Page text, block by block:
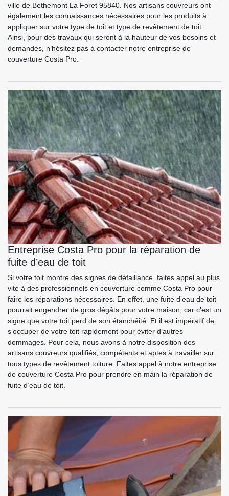
ville de Bethemont La Foret 95840. Nos artisans couvreurs ont
également les connaissances nécessaires pour les produits à
appliquer sur votre type de toit et type de revêtement de toit.
Ainsi, pour des travaux qui seront à la hauteur de vos besoins et
demandes, n’hésitez pas à contacter notre entreprise de
couverture Costa Pro.
Entreprise Costa Pro pour la réparation de
fuite d’eau de toit
Si votre toit montre des signes de défaillance, faites appel au plus
vite à des professionnels en couverture comme Costa Pro pour
faire les réparations nécessaires. En effet, une fuite d’eau de toit
pourrait engendrer de gros dégâts pour votre maison, car c’est un
signe que votre toit perd de son étanchéité. Et il est impératif de
s’occuper de votre toit rapidement pour éviter d’autres
dommages. Pour cela, nous avons à notre disposition des
artisans couvreurs qualifiés, compétents et aptes à travailler sur
tous types de revêtement toiture. Faites appel à notre entreprise
de couverture Costa Pro pour prendre en main la réparation de
fuite d’eau de toit.